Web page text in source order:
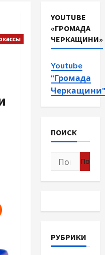
YOUTUBE
«ГРОМАДА
ЧЕРКАЩИНИ»
Youtube
"Громада
Черкащини"
ПОИСК
Найти:
РУБРИКИ